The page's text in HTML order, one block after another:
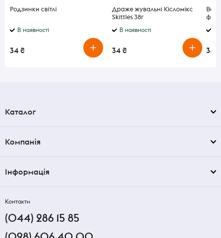
Родзинки світлі
В наявності
34 ₴
Драже жувальні Кісломікс
Skittles 38г
В наявності
34 ₴ 34 ₴
Каталог
Компанія
Інформація
Контакти
(044) 286 15 85